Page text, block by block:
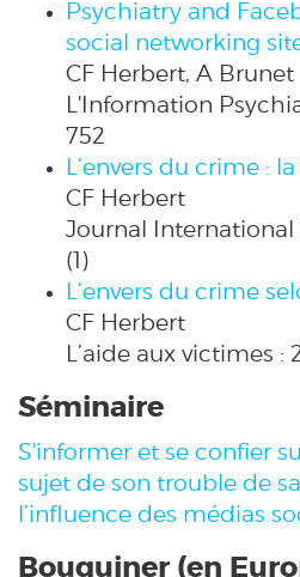
Psychiatry and
social networking
CF Herbert, A Brunet
L'Information
752
L’envers du crime :
CF Herbert
Journal
(1)
L’envers du crime
CF Herbert
L’aide aux victimes :
Séminaire
S'informer et se confier
sujet de son trouble de
l’influence des médias
Bouquiner (en